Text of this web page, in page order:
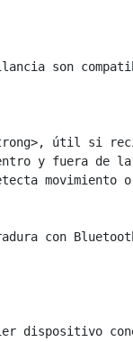
son
con
dispositivo